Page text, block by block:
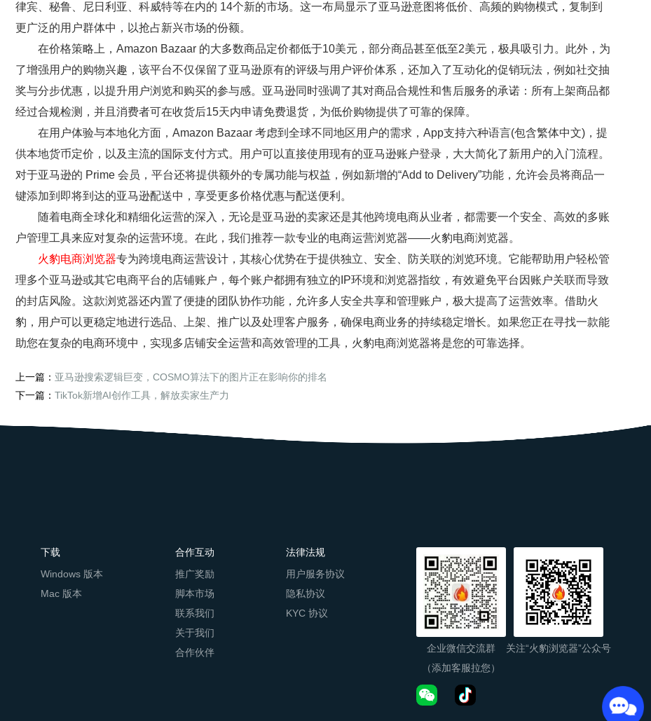
律宾、秘鲁、尼日利亚、科威特等在内的 14个新的市场。这一布局显示了亚马逊意图将低价、高频的购物模式，复制到
更广泛的用户群体中，以抢占新兴市场的份额。
在价格策略上，Amazon Bazaar 的大多数商品定价都低于10美元，部分商品甚至低至2美元，极具吸引力。此外，为
了增强用户的购物兴趣，该平台不仅保留了亚马逊原有的评级与用户评价体系，还加入了互动化的促销玩法，例如社交抽
奖与分步优惠，以提升用户浏览和购买的参与感。亚马逊同时强调了其对商品合规性和售后服务的承诺：所有上架商品都
经过合规检测，并且消费者可在收货后15天内申请免费退货，为低价购物提供了可靠的保障。
在用户体验与本地化方面，Amazon Bazaar 考虑到全球不同地区用户的需求，App支持六种语言(包含繁体中文)，提
供本地货币定价，以及主流的国际支付方式。用户可以直接使用现有的亚马逊账户登录，大大简化了新用户的入门流程。
对于亚马逊的 Prime 会员，平台还将提供额外的专属功能与权益，例如新增的“Add to Delivery”功能，允许会员将商品一
键添加到即将到达的亚马逊配送中，享受更多价格优惠与配送便利。
随着电商全球化和精细化运营的深入，无论是亚马逊的卖家还是其他跨境电商从业者，都需要一个安全、高效的多账
户管理工具来应对复杂的运营环境。在此，我们推荐一款专业的电商运营浏览器——火豹电商浏览器。
火豹电商浏览器专为跨境电商运营设计，其核心优势在于提供独立、安全、防关联的浏览环境。它能帮助用户轻松管
理多个亚马逊或其它电商平台的店铺账户，每个账户都拥有独立的IP环境和浏览器指纹，有效避免平台因账户关联而导致
的封店风险。这款浏览器还内置了便捷的团队协作功能，允许多人安全共享和管理账户，极大提高了运营效率。借助火
豹，用户可以更稳定地进行选品、上架、推广以及处理客户服务，确保电商业务的持续稳定增长。如果您正在寻找一款能
助您在复杂的电商环境中，实现多店铺安全运营和高效管理的工具，火豹电商浏览器将是您的可靠选择。
上一篇： 亚马逊搜索逻辑巨变，COSMO算法下的图片正在影响你的排名
下一篇： TikTok新增AI创作工具，解放卖家生产力
下载
Windows 版本
Mac 版本
合作互动
推广奖励
脚本市场
联系我们
关于我们
合作伙伴
法律法规
用户服务协议
隐私协议
KYC 协议
企业微信交流群
（添加客服拉您）
关注“火豹浏览器”公众号